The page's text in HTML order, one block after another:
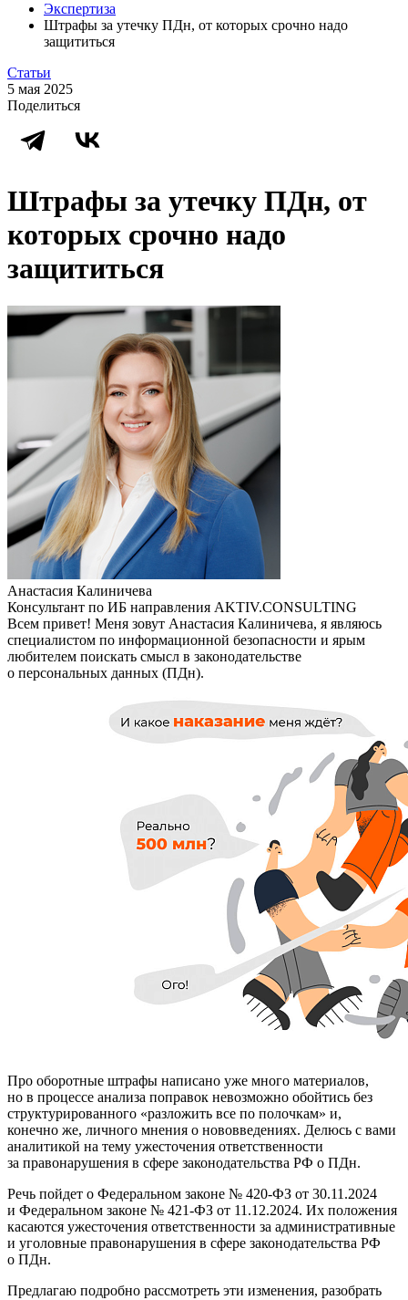
Экспертиза
Штрафы за утечку ПДн, от которых срочно надо
защититься
Статьи
5 мая 2025
Поделиться
Штрафы за утечку ПДн, от
которых срочно надо
защититься
Анастасия Калиничева
Консультант по ИБ направления AKTIV.CONSULTING
Всем привет! Меня зовут Анастасия Калиничева, я являюсь
специалистом по информационной безопасности и ярым
любителем поискать смысл в законодательстве
о персональных данных (ПДн).
Про оборотные штрафы написано уже много материалов,
но в процессе анализа поправок невозможно обойтись без
структурированного «разложить все по полочкам» и,
конечно же, личного мнения о нововведениях. Делюсь с вами
аналитикой на тему ужесточения ответственности
за правонарушения в сфере законодательства РФ о ПДн.
Речь пойдет о Федеральном законе № 420-ФЗ от 30.11.2024
и Федеральном законе № 421-ФЗ от 11.12.2024. Их положения
касаются ужесточения ответственности за административные
и уголовные правонарушения в сфере законодательства РФ
о ПДн.
Предлагаю подробно рассмотреть эти изменения, разобрать